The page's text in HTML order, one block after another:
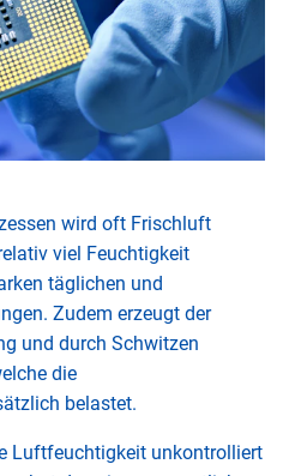
wird oft Frischluft
viel Feuchtigkeit
täglichen und
Zudem erzeugt der
und durch Schwitzen
die
belastet.
Luftfeuchtigkeit unkontrolliert